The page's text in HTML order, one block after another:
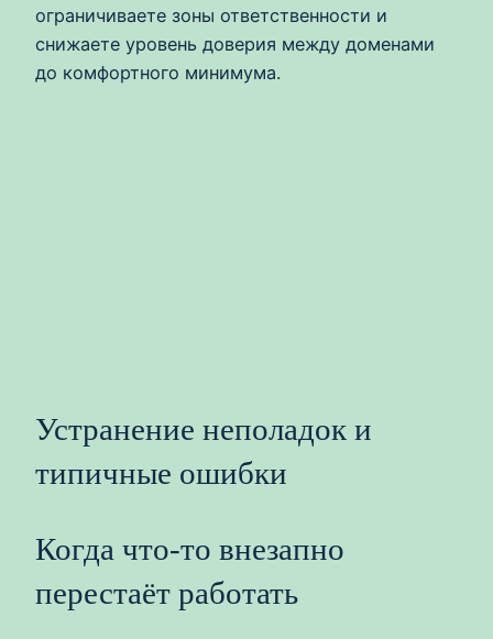
ограничиваете зоны ответственности и
снижаете уровень доверия между доменами
до комфортного минимума.
Устранение неполадок и
типичные ошибки
Когда что‑то внезапно
перестаёт работать